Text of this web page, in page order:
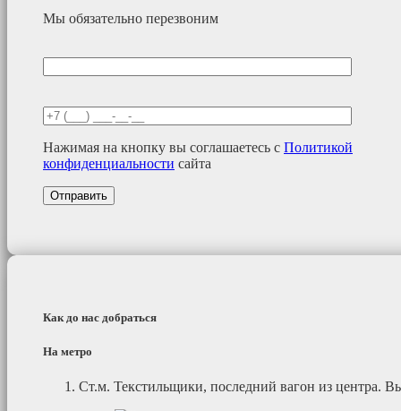
Мы обязательно перезвоним
Нажимая на кнопку вы соглашаетесь с Политикой
конфиденциальности сайта
Как до нас добраться
На метро
Cт.м. Текстильщики, последний вагон из центра.